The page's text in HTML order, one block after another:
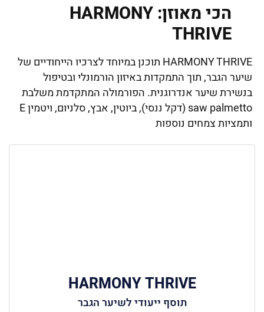
הכי מאוזן: HARMONY
THRIVE
HARMONY THRIVE תוכנן במיוחד לצרכיו הייחודיים של
שיער הגבר, תוך התמקדות באיזון הורמונלי ובטיפול
בנשירת שיער אנדרוגנית. הפורמולה המתקדמת משלבת
saw palmetto (דקל ננסי), ביוטין, אבץ, סלניום, ויטמין E
ותמציות צמחים נוספות
HARMONY THRIVE
תוסף ייעודי לשיער הגבר